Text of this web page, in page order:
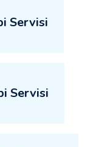
Servisi
Servisi